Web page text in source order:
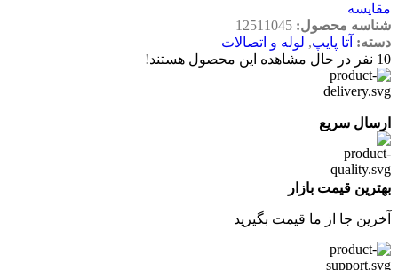
مقایسه
شناسه محصول: 12511045
دسته: آتا پایپ, لوله و اتصالات
10 نفر در حال مشاهده این محصول هستند!
ارسال سریع
بهترین قیمت بازار
آخرین جا از ما قیمت بگیرید